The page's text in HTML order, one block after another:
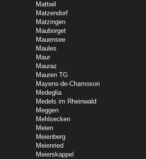
Mattwil
Matzendorf
Matzingen
Mauborget
Mauensee
Maules
Maur
Mauraz
Mauren TG
Mayens-de-Chamoson
Medeglia
Medels im Rheinwald
Meggen
Mehlsecken
Meien
Meienberg
Meienried
Meierskappel